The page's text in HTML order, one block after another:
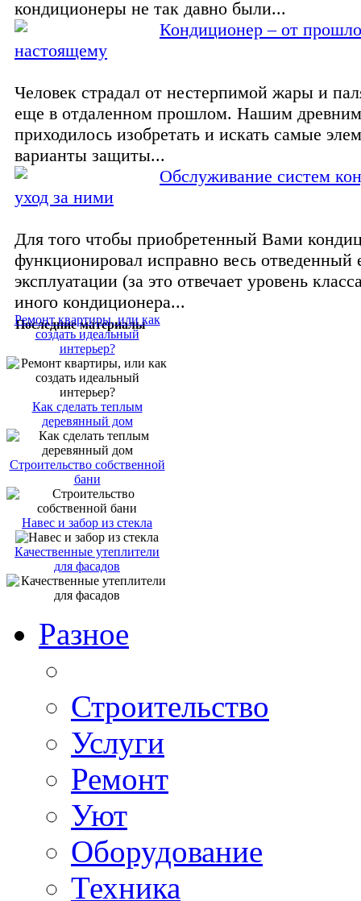
кондиционеры не так давно были...
Кондиционер – от
настоящему
Человек страдал от нестерпимой жары и
еще в отдаленном прошлом. Нашим
приходилось изобретать и искать самые
варианты защиты...
Обслуживание систем
уход за ними
Для того чтобы приобретенный Вами
функционировал исправно весь отведенный
эксплуатации (за это отвечает уровень
иного кондиционера...
Последние материалы
Ремонт квартиры, или как
создать идеальный
интерьер?
Как сделать теплым
деревянный дом
Строительство собственной
бани
Навес и забор из стекла
Качественные утеплители
для фасадов
Разное
Строительство
Услуги
Ремонт
Уют
Оборудование
Техника